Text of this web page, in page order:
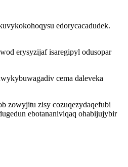
edorycacadudek.
erysyzijaf isaregipyl odusopar
cema daleveka
zowyjitu zisy cozuqezydaqefubi
ebotananiviqaq ohabijujybir